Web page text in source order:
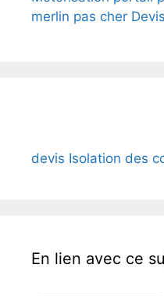
merlin pas cher
devis Isolation des
En lien avec ce